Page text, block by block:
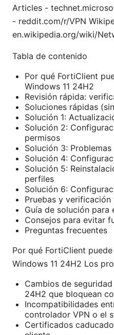
Articles -
- reddit.com/r/VPN
en.wikipedia.org/wiki/
Tabla de contenido
Por qué FortiClient
Windows 11 24H2
Revisión rápida:
Soluciones rápidas
Solución 1:
Solución 2:
permisos
Solución 3:
Solución 4:
Solución 5:
perfiles
Solución 6:
Pruebas y verificación
Guía de solución para
Consejos para evitar
Preguntas frecuentes
Por qué FortiClient
Windows 11 24H2 Los
Cambios de
24H2 que bloquean
Incompatibilidades
controlador VPN o el
Certificados